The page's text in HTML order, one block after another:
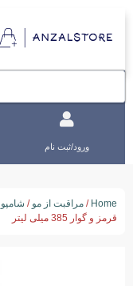
ورود/ثبت نام
Home
/ مراقبت از مو / شامپو
قرمز و گوار 385 میلی لیتر